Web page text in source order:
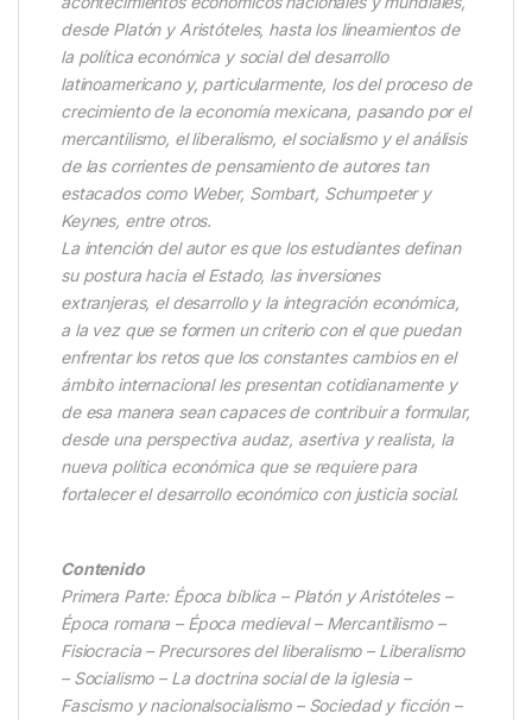
desde Platón y Aristóteles, hasta los lineamientos de
la política económica y social del desarrollo
latinoamericano y, particularmente, los del proceso de
crecimiento de la economía mexicana, pasando por el
mercantilismo, el liberalismo, el socialismo y el análisis
de las corrientes de pensamiento de autores tan
estacados como Weber, Sombart, Schumpeter y
Keynes, entre otros.
La intención del autor es que los estudiantes definan
su postura hacia el Estado, las inversiones
extranjeras, el desarrollo y la integración económica,
a la vez que se formen un criterio con el que puedan
enfrentar los retos que los constantes cambios en el
ámbito internacional les presentan cotidianamente y
de esa manera sean capaces de contribuir a formular,
desde una perspectiva audaz, asertiva y realista, la
nueva política económica que se requiere para
fortalecer el desarrollo económico con justicia social.
Contenido
Primera Parte: Época bíblica – Platón y Aristóteles –
Época romana – Época medieval – Mercantilismo –
Fisiocracia – Precursores del liberalismo – Liberalismo
– Socialismo – La doctrina social de la iglesia –
Fascismo y nacionalsocialismo – Sociedad y ficción –